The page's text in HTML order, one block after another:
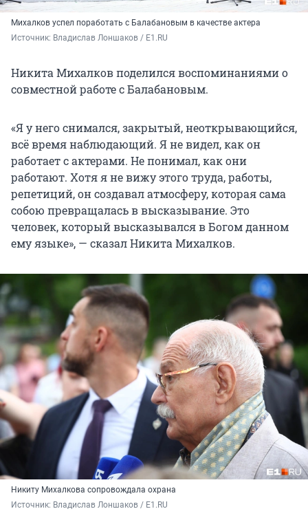
Михалков успел поработать с Балабановым в качестве актера
Источник: Владислав Лоншаков / E1.RU
Никита Михалков поделился воспоминаниями о
совместной работе с Балабановым.
«Я у него снимался, закрытый, неоткрывающийся,
всё время наблюдающий. Я не видел, как он
работает с актерами. Не понимал, как они
работают. Хотя я не вижу этого труда, работы,
репетиций, он создавал атмосферу, которая сама
собою превращалась в высказывание. Это
человек, который высказывался в Богом данном
ему языке», — сказал Никита Михалков.
Никиту Михалкова сопровождала охрана
Источник: Владислав Лоншаков / E1.RU